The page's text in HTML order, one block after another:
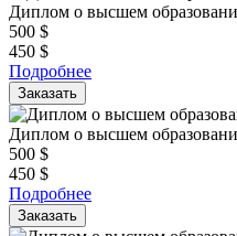
Диплом о высшем
500 $
450 $
Подробнее
Заказать
Диплом о высшем
500 $
450 $
Подробнее
Заказать